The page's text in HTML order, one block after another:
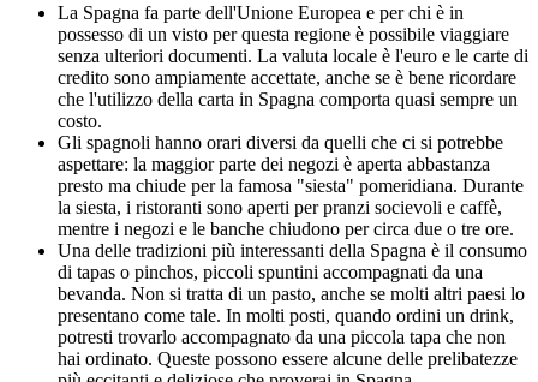
La Spagna fa parte dell'Unione Europea e per chi è in
possesso di un visto per questa regione è possibile viaggiare
senza ulteriori documenti. La valuta locale è l'euro e le carte di
credito sono ampiamente accettate, anche se è bene ricordare
che l'utilizzo della carta in Spagna comporta quasi sempre un
costo.
Gli spagnoli hanno orari diversi da quelli che ci si potrebbe
aspettare: la maggior parte dei negozi è aperta abbastanza
presto ma chiude per la famosa "siesta" pomeridiana. Durante
la siesta, i ristoranti sono aperti per pranzi socievoli e caffè,
mentre i negozi e le banche chiudono per circa due o tre ore.
Una delle tradizioni più interessanti della Spagna è il consumo
di tapas o pinchos, piccoli spuntini accompagnati da una
bevanda. Non si tratta di un pasto, anche se molti altri paesi lo
presentano come tale. In molti posti, quando ordini un drink,
potresti trovarlo accompagnato da una piccola tapa che non
hai ordinato. Queste possono essere alcune delle prelibatezze